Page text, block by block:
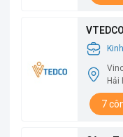
VTEDCO
Hải
7